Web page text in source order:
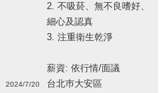
2. 不吸菸、無不良嗜好、
細心及認真
3. 注重衛生乾淨
薪資: 依行情/面議
2024/7/20
台北巿大安區